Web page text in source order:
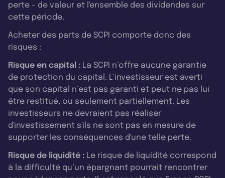
perte - de valeur et l'ensemble des dividendes sur
cette période.
Acheter des parts de SCPI comporte donc des
risques :
Risque en capital : La SCPI n’offre aucune garantie
de protection du capital. L’investisseur est averti
que son capital n’est pas garanti et peut ne pas lui
être restitué, ou seulement partiellement. Les
investisseurs ne devraient pas réaliser
d'investissement s'ils ne sont pas en mesure de
supporter les conséquences d'une telle perte.
Risque de liquidité : Le risque de liquidité correspond
à la difficulté qu’un épargnant pourrait rencontrer